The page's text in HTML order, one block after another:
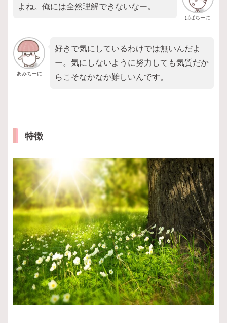
ぱぱちーに
よね。俺には全然理解できないなー。
あみちーに
好きで気にしているわけでは無いんだよ
ー。気にしないように努力しても気質だか
らこそなかなか難しいんです。
特徴